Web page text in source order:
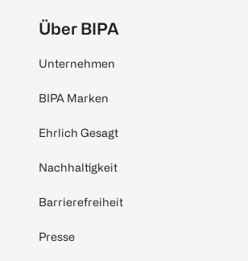
Über BIPA
Unternehmen
BIPA Marken
Ehrlich Gesagt
Nachhaltigkeit
Barrierefreiheit
Presse